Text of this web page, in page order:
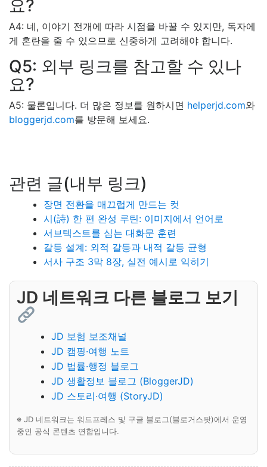
요?
A4: 네, 이야기 전개에 따라 시점을 바꿀 수 있지만, 독자에
게 혼란을 줄 수 있으므로 신중하게 고려해야 합니다.
Q5: 외부 링크를 참고할 수 있나
요?
A5: 물론입니다. 더 많은 정보를 원하시면 helperjd.com와
bloggerjd.com를 방문해 보세요.
관련 글(내부 링크)
장면 전환을 매끄럽게 만드는 컷
시(詩) 한 편 완성 루틴: 이미지에서 언어로
서브텍스트를 심는 대화문 훈련
갈등 설계: 외적 갈등과 내적 갈등 균형
서사 구조 3막 8장, 실전 예시로 익히기
JD 네트워크 다른 블로그 보기
JD 보험 보조채널
JD 캠핑·여행 노트
JD 법률·행정 블로그
JD 생활정보 블로그 (BloggerJD)
JD 스토리·여행 (StoryJD)
※ JD 네트워크는 워드프레스 및 구글 블로그(블로거스팟)에서 운영
중인 공식 콘텐츠 연합입니다.